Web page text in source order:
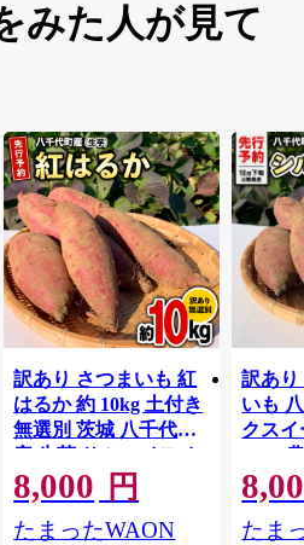
みた人が見て
訳あり さつまいも 紅
はるか 約 10kg 土付き
無選別 茨城 八千代町
産 生芋 サツマイモ さ
つま芋 焼き芋 やきい
も 芋 イモ 野菜 不揃い
規格外 長期熟成 おや
8,000 円
たまったWAON
訳あり
いも
クス
10kg
モ 芋
ート 秋 【 先行
2026
たま